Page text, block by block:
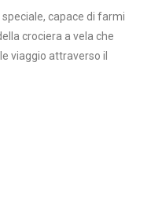
capace di farmi
crociera a vela che
viaggio attraverso il